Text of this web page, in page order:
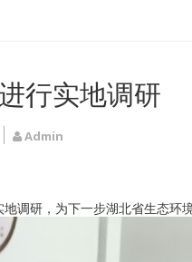
行实地调研
Admin
研，为下一步湖北省生态环